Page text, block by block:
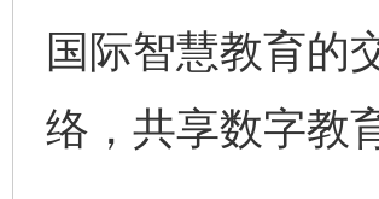
国际智慧教育的
络，共享数字教